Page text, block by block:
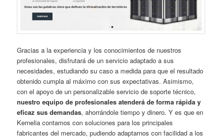
Gracias a la experiencia y los conocimientos de nuestros
profesionales, disfrutará de un servicio adaptado a sus
necesidades, estudiando su caso a medida para que el resultado
obtenido cumpla al máximo con sus expectativas. Asimismo,
con el apoyo de un personalizable servicio de soporte técnico,
nuestro equipo de profesionales atenderá de forma rápida y
eficaz sus demandas, ahorrándole tiempo y dinero. Y es que en
Kernelia contamos con soluciones para los principales
fabricantes del mercado, pudiendo adaptarnos con facilidad a los